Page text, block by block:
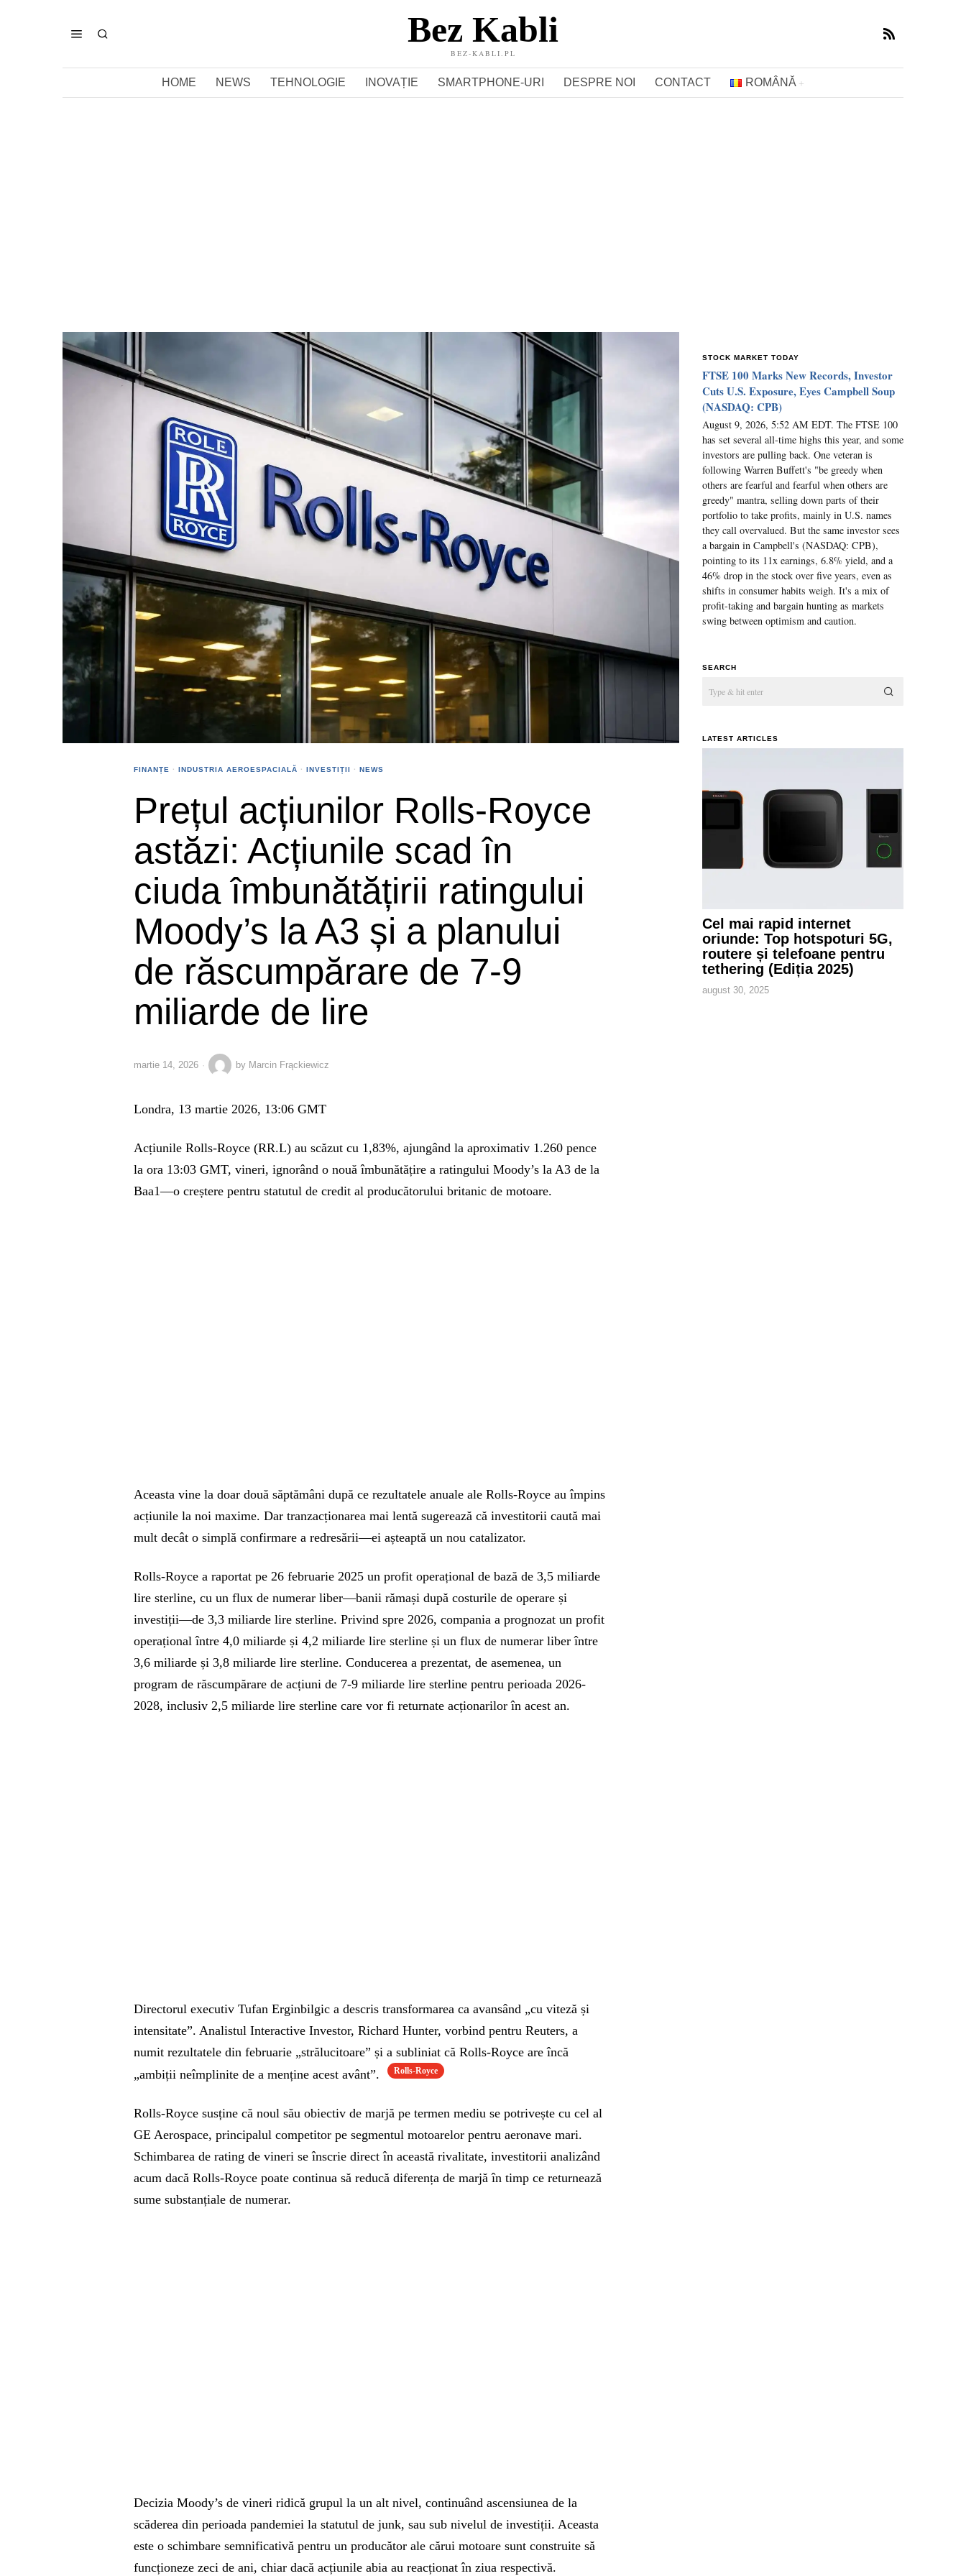
Bez Kabli
BEZ-KABLI.PL
HOME NEWS TEHNOLOGIE INOVAȚIE SMARTPHONE-URI DESPRE NOI CONTACT ROMÂNĂ
FINANȚE · INDUSTRIA AEROESPACIALĂ · INVESTIȚII · NEWS
Prețul acțiunilor Rolls-Royce
astăzi: Acțiunile scad în
ciuda îmbunătățirii ratingului
Moody’s la A3 și a planului
de răscumpărare de 7-9
miliarde de lire
martie 14, 2026 by Marcin Frąckiewicz
Londra, 13 martie 2026, 13:06 GMT
Acțiunile Rolls-Royce (RR.L) au scăzut cu 1,83%, ajungând la aproximativ 1.260 pence
la ora 13:03 GMT, vineri, ignorând o nouă îmbunătățire a ratingului Moody’s la A3 de la
Baa1—o creștere pentru statutul de credit al producătorului britanic de motoare.
Aceasta vine la doar două săptămâni după ce rezultatele anuale ale Rolls-Royce au împins
acțiunile la noi maxime. Dar tranzacționarea mai lentă sugerează că investitorii caută mai
mult decât o simplă confirmare a redresării—ei așteaptă un nou catalizator.
Rolls-Royce a raportat pe 26 februarie 2025 un profit operațional de bază de 3,5 miliarde
lire sterline, cu un flux de numerar liber—banii rămași după costurile de operare și
investiții—de 3,3 miliarde lire sterline. Privind spre 2026, compania a prognozat un profit
operațional între 4,0 miliarde și 4,2 miliarde lire sterline și un flux de numerar liber între
3,6 miliarde și 3,8 miliarde lire sterline. Conducerea a prezentat, de asemenea, un
program de răscumpărare de acțiuni de 7-9 miliarde lire sterline pentru perioada 2026-
2028, inclusiv 2,5 miliarde lire sterline care vor fi returnate acționarilor în acest an.
Directorul executiv Tufan Erginbilgic a descris transformarea ca avansând „cu viteză și
intensitate”. Analistul Interactive Investor, Richard Hunter, vorbind pentru Reuters, a
numit rezultatele din februarie „strălucitoare” și a subliniat că Rolls-Royce are încă
„ambiții neîmplinite de a menține acest avânt”.
Rolls-Royce
Rolls-Royce susține că noul său obiectiv de marjă pe termen mediu se potrivește cu cel al
GE Aerospace, principalul competitor pe segmentul motoarelor pentru aeronave mari.
Schimbarea de rating de vineri se înscrie direct în această rivalitate, investitorii analizând
acum dacă Rolls-Royce poate continua să reducă diferența de marjă în timp ce returnează
sume substanțiale de numerar.
Decizia Moody’s de vineri ridică grupul la un alt nivel, continuând ascensiunea de la
scăderea din perioada pandemiei la statutul de junk, sau sub nivelul de investiții. Aceasta
este o schimbare semnificativă pentru un producător ale cărui motoare sunt construite să
funcționeze zeci de ani, chiar dacă acțiunile abia au reacționat în ziua respectivă.
STOCK MARKET TODAY
FTSE 100 Marks New Records, Investor
Cuts U.S. Exposure, Eyes Campbell Soup
(NASDAQ: CPB)
August 9, 2026, 5:52 AM EDT. The FTSE 100
has set several all-time highs this year, and some
investors are pulling back. One veteran is
following Warren Buffett's "be greedy when
others are fearful and fearful when others are
greedy" mantra, selling down parts of their
portfolio to take profits, mainly in U.S. names
they call overvalued. But the same investor sees
a bargain in Campbell's (NASDAQ: CPB),
pointing to its 11x earnings, 6.8% yield, and a
46% drop in the stock over five years, even as
shifts in consumer habits weigh. It's a mix of
profit-taking and bargain hunting as markets
swing between optimism and caution.
SEARCH
LATEST ARTICLES
Cel mai rapid internet
oriunde: Top hotspoturi 5G,
routere și telefoane pentru
tethering (Ediția 2025)
august 30, 2025